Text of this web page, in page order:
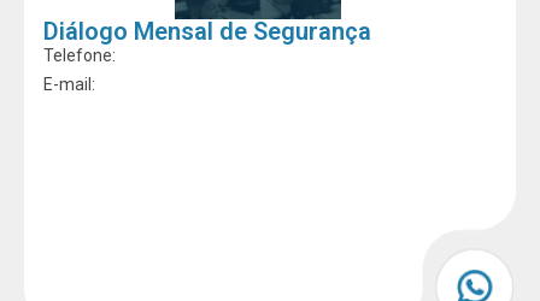
Diálogo Mensal de Segurança
Telefone:
E-mail: